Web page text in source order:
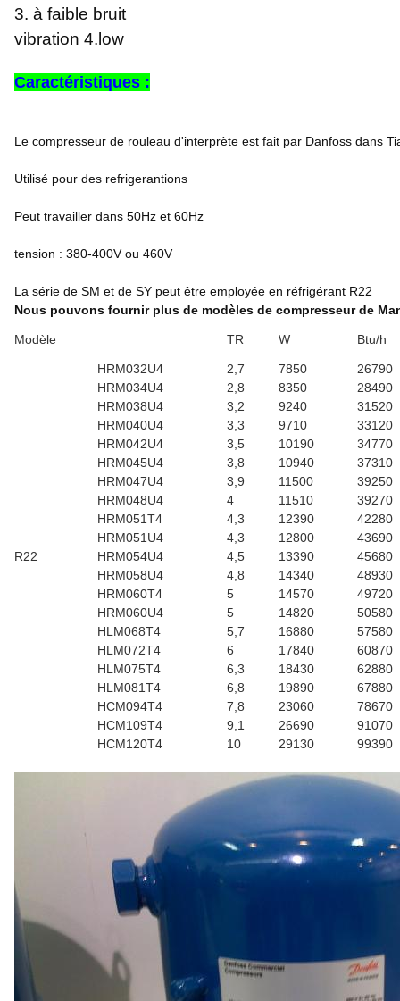
3. à faible bruit
vibration 4.low
Caractéristiques :
Le compresseur de rouleau d'interprète est fait par Danfoss dans
Utilisé pour des refrigerantions
Peut travailler dans 50Hz et 60Hz
tension : 380-400V ou 460V
La série de SM et de SY peut être employée en réfrigérant R22
Nous pouvons fournir plus de modèles de compresseur de
Modèle TR W Btu/h
R22
HRM032U4 2,7 7850
26790
HRM034U4
2,8 8350
28490
HRM038U4
3,2 9240
31520
HRM040U4
3,3 9710
33120
HRM042U4
3,5 10190
34770
HRM045U4
3,8 10940
37310
HRM047U4
3,9 11500
39250
HRM048U4
4 11510
39270
HRM051T4
4,3 12390
42280
HRM051U4
4,3 12800
43690
HRM054U4
4,5 13390
45680
HRM058U4
4,8 14340
48930
HRM060T4
5 14570
49720
HRM060U4
5 14820
50580
HLM068T4
5,7 16880
57580
HLM072T4
6 17840
60870
HLM075T4
6,3 18430
62880
HLM081T4
6,8 19890
67880
HCM094T4
7,8 23060
78670
HCM109T4
9,1 26690
91070
HCM120T4
10 29130 99390